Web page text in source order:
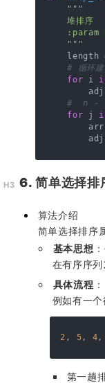
"""
    堆排序
:param
    """
length
# 循环建
for i
#  n - 1
for j
        arr[
6. 简单选择排
算法介绍
简单选择排序
基本思想
在有序序列
具体流程 ：
例如有一个
2 , 5 , 4 ,
第一趟